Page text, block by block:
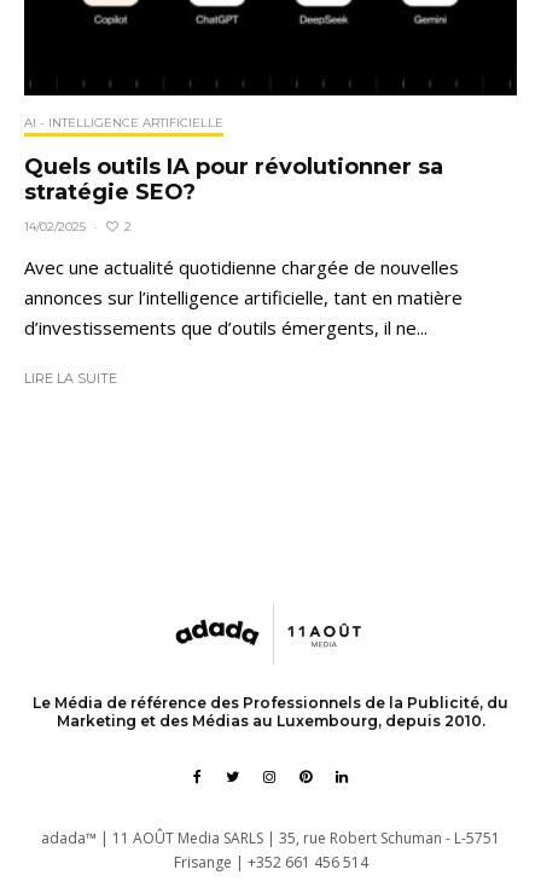
AI - INTELLIGENCE ARTIFICIELLE
Quels outils IA pour révolutionner sa
stratégie SEO?
14/02/2025 · 2
Avec une actualité quotidienne chargée de nouvelles
annonces sur l’intelligence artificielle, tant en matière
d’investissements que d’outils émergents, il ne...
LIRE LA SUITE
Le Média de référence des Professionnels de la Publicité, du
Marketing et des Médias au Luxembourg, depuis 2010.
adada™ | 11 AOÛT Media SARLS | 35, rue Robert Schuman - L-5751
Frisange | +352 661 456 514